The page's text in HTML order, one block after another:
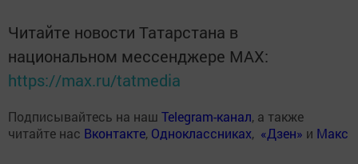
Читайте новости Татарстана в
национальном мессенджере MАХ:
https://max.ru/tatmedia
Подписывайтесь на наш Telegram-канал, а также
читайте нас Вконтакте, Одноклассниках, «Дзен» и Макс